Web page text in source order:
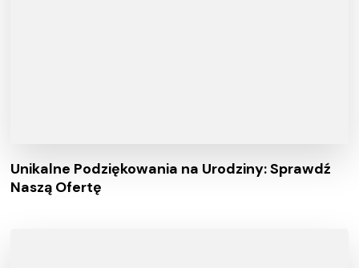
Unikalne Podziękowania na Urodziny: Sprawdź
Naszą Ofertę